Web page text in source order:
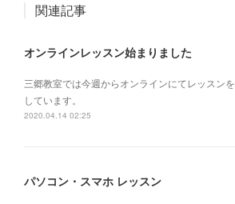
関連記事
オンラインレッスン始まりました
三郷教室では今週からオンラインにてレッスンを
しています。
2020.04.14 02:25
パソコン・スマホ レッスン